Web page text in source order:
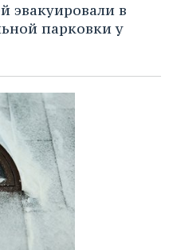
эвакуировали в
парковки у